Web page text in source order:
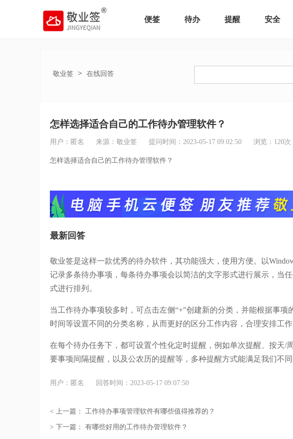
便签 待办 提醒 安全
敬业签 > 在线回答
怎样选择适合自己的工作待办管理软件？
用户：匿名 来源：敬业签 提问时间：2023-05-17 09:02:50 浏览： 120次
怎样选择适合自己的工作待办管理软件？
最新回答
敬业签是这样一款优秀的待办软件，其功能强大，使用方便。以
记录多条待办事项，每条待办事项会以简洁的文字形式进行展示，当
式进行排列。
当工作待办事项较多时，可点击左侧“+”创建新的分类，并能根据事项
时间等设置不同的分类名称，从而更好的区分工作内容，合理安排工作
在每个待办任务下，都可设置个性化定时提醒，例如单次提醒、按天/
要事项间隔提醒，以及公农历的提醒等，多种提醒方式能满足我们不同
用户：匿名 回答时间：2023-05-17 09:07:50
< 上一篇： 工作待办事项管理软件有哪些值得推荐的？
> 下一篇： 有哪些好用的工作待办管理软件？